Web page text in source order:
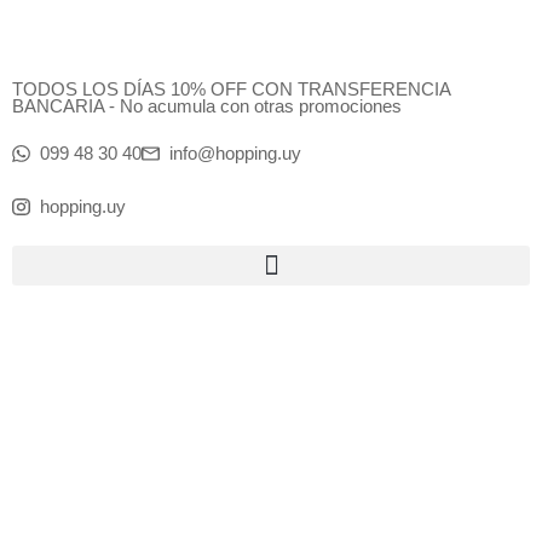
TODOS LOS DÍAS 10% OFF CON TRANSFERENCIA
BANCARIA - No acumula con otras promociones
099 48 30 40 info@hopping.uy
hopping.uy